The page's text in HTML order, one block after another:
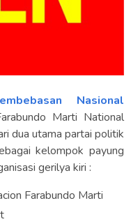
Nasional
Marti National
dua utama partai politik
kelompok payung
gerilya kiri :
Farabundo Marti